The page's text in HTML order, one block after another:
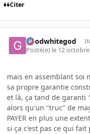
Citer
goodwhitegod
Posté(e) le 12
mais en assemblant soi
sa propre garantie
et là, ça tand de garanti
alors qu'un "truc" de
PAYER en plus une
si ça c'est pas ce qui fait